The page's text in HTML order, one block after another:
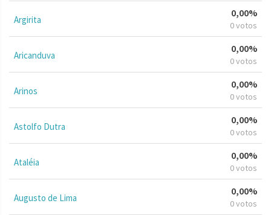
Argirita
0,00%
0 votos
Aricanduva
0,00%
0 votos
Arinos
0,00%
0 votos
Astolfo Dutra
0,00%
0 votos
Ataléia
0,00%
0 votos
Augusto de Lima
0,00%
0 votos